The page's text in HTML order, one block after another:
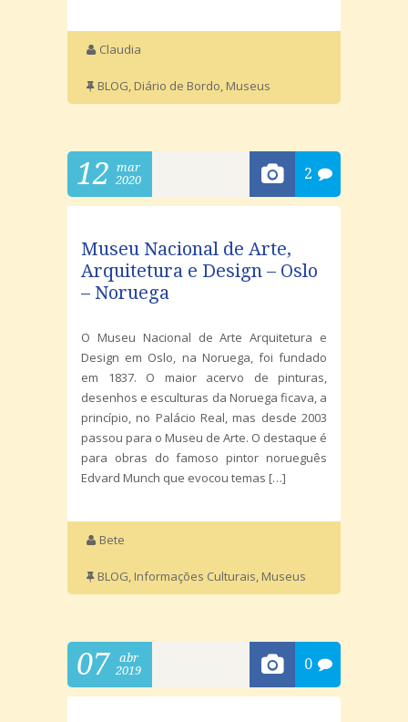
Claudia
BLOG, Diário de Bordo, Museus
12 mar
2020
2
Museu Nacional de Arte,
Arquitetura e Design – Oslo
– Noruega
O Museu Nacional de Arte Arquitetura e
Design em Oslo, na Noruega, foi fundado
em 1837. O maior acervo de pinturas,
desenhos e esculturas da Noruega ficava, a
princípio, no Palácio Real, mas desde 2003
passou para o Museu de Arte. O destaque é
para obras do famoso pintor norueguês
Edvard Munch que evocou temas […]
Bete
BLOG, Informações Culturais, Museus
07
abr
2019
0